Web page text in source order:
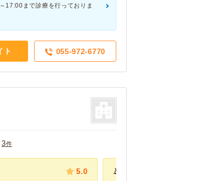
17:00まで診療を行っておりま
ト 055-972-6770
3件
5.0 とても親身になってくれるいい